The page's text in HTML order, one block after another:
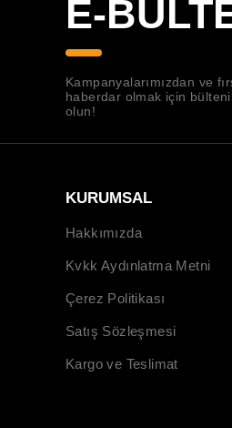
E-
Kampanyalarımızdan ve
haberdar olmak için
olun!
KURUMSAL
Hakkımızda
Kvkk Aydınlatma Metni
Çerez Politikası
Satış Sözleşmesi
Kargo ve Teslimat